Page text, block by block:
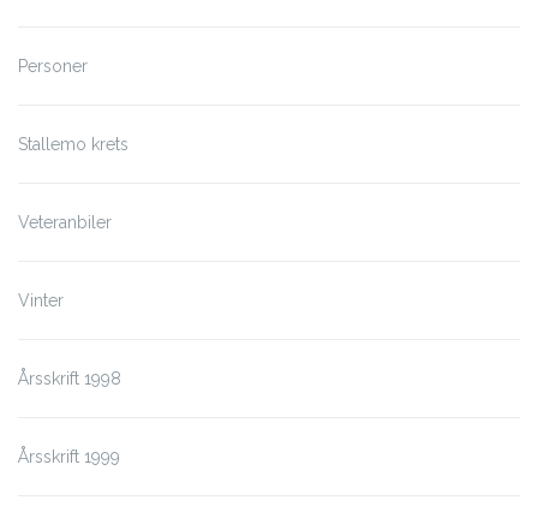
Personer
Stallemo krets
Veteranbiler
Vinter
Årsskrift 1998
Årsskrift 1999